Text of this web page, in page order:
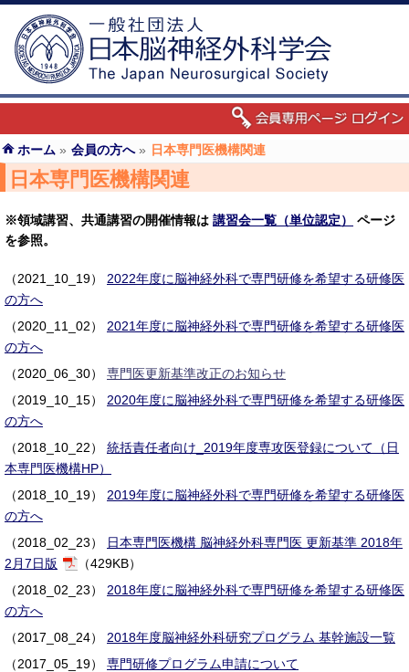
ホーム » 会員の方へ» 日本専門医機構関連
日本専門医機構関連
※領域講習、共通講習の開催情報は 講習会一覧（単位認定）
ページ
を参照。
（2021_10_19） 2022年度に脳神経外科で専門研修を希望する研修医
の方へ
（2020_11_02） 2021年度に脳神経外科で専門研修を希望する研修医
の方へ
（2020_06_30） 専門医更新基準改正のお知らせ
（2019_10_15） 2020年度に脳神経外科で専門研修を希望する研修医
の方へ
（2018_10_22） 統括責任者向け_2019年度専攻医登録について（日
本専門医機構HP）
（2018_10_19） 2019年度に脳神経外科で専門研修を希望する研修医
の方へ
（2018_02_23）
日本専門医機構 脳神経外科専門医 更新基準 2018年
2月7日版
（429KB）
（2018_02_23） 2018年度に脳神経外科で専門研修を希望する研修医
の方へ
（2017_08_24） 2018年度脳神経外科研究プログラム 基幹施設一覧
（2017_05_19） 専門研修プログラム申請について